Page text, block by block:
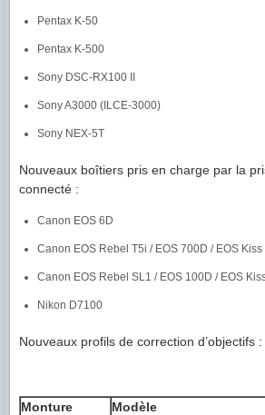
Pentax K-50
Pentax K-500
Sony DSC-RX100 II
Sony A3000 (ILCE-3000)
Sony NEX-5T
Nouveaux boîtiers pris en charge par la
connecté :
Canon EOS 6D
Canon EOS Rebel T5i / EOS 700D / EOS Kiss
Canon EOS Rebel SL1 / EOS 100D / EOS
Nikon D7100
Nouveaux profils de correction d’objectifs :
Monture
Modèle